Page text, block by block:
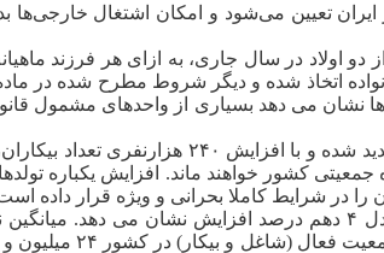
تعیین می‌شود و امکان اشتغال خارجی‌ها
نشان می دهد بسیاری از واحدهای مشمول
در شرایط کاملا بحرانی و ویژه قرار داده